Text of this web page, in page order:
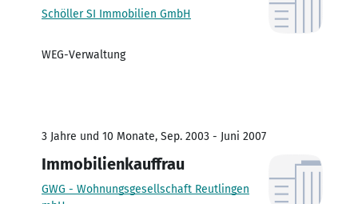
Schöller SI Immobilien GmbH
WEG-Verwaltung
3 Jahre und 10 Monate, Sep. 2003 - Juni 2007
Immobilienkauffrau
GWG - Wohnungsgesellschaft Reutlingen